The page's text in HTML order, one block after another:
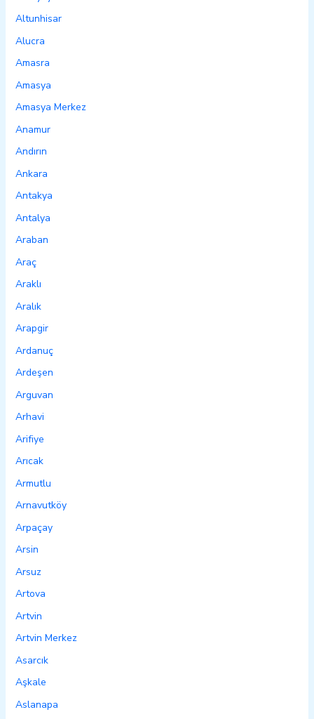
Altunhisar
Alucra
Amasra
Amasya
Amasya Merkez
Anamur
Andırın
Ankara
Antakya
Antalya
Araban
Araç
Araklı
Aralık
Arapgir
Ardanuç
Ardeşen
Arguvan
Arhavi
Arifiye
Arıcak
Armutlu
Arnavutköy
Arpaçay
Arsin
Arsuz
Artova
Artvin
Artvin Merkez
Asarcık
Aşkale
Aslanapa